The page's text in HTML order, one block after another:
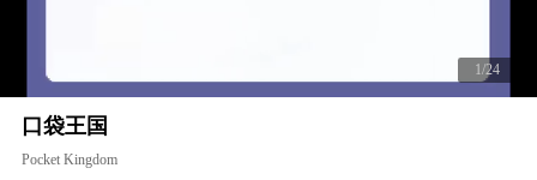
1/24
口袋王国
Pocket Kingdom